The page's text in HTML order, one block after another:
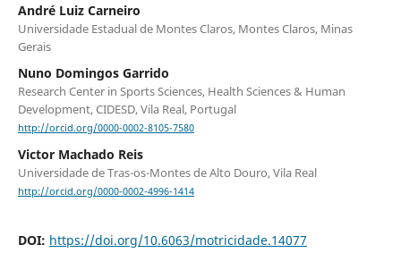
André Luiz Carneiro
Universidade Estadual de Montes Claros, Montes Claros, Minas
Gerais
Nuno Domingos Garrido
Research Center in Sports Sciences, Health Sciences & Human
Development, CIDESD, Vila Real, Portugal
http://orcid.org/0000-0002-8105-7580
Victor Machado Reis
Universidade de Tras-os-Montes de Alto Douro, Vila Real
http://orcid.org/0000-0002-4996-1414
DOI: https://doi.org/10.6063/motricidade.14077